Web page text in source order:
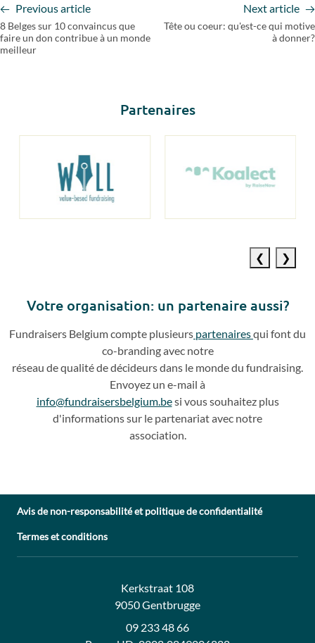
Previous article
8 Belges sur 10 convaincus que
faire un don contribue à un monde
meilleur
Next article
Tête ou coeur: qu'est-ce qui motive
à donner?
Partenaires
Votre organisation: un partenaire aussi?
Fundraisers Belgium compte plusieurs partenairesqui font du
co-branding avec notre
réseau de qualité de décideurs dans le monde du fundraising.
Envoyez un e-mail à
info@fundraisersbelgium.besi vous souhaitez plus
d'informations sur le partenariat avec notre
association.
Avis de non-responsabilité et politique de confidentialité
Termes et conditions
Contact:
Adresse:
Kerkstraat 108
9050 Gentbrugge
09 233 48 66